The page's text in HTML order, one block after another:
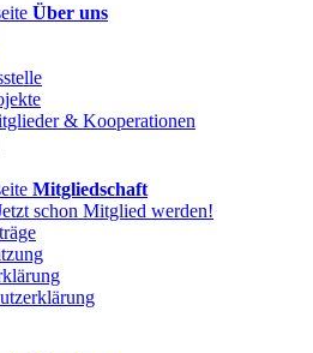
Über uns
& Kooperationen
Mitgliedschaft
schon Mitglied werden!